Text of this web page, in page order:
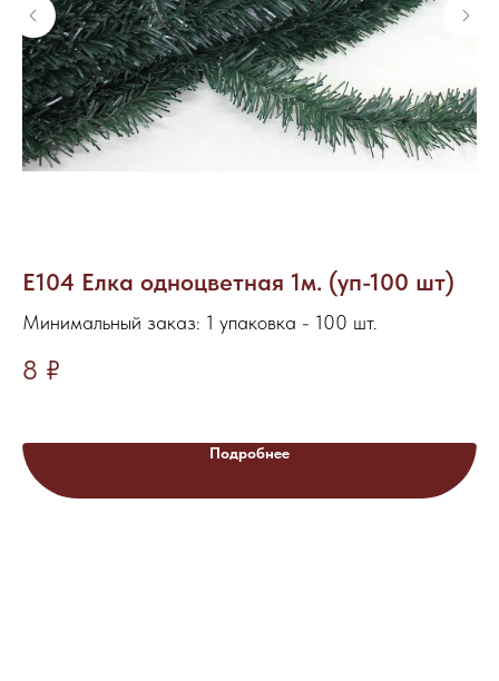
Е104 Елка одноцветная 1м. (уп-100 шт)
Минимальный заказ: 1 упаковка - 100 шт.
8 ₽
Подробнее